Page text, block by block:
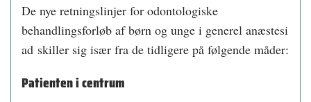
De nye retningslinjer for odontologiske
behandlingsforløb af børn og unge i generel anæstesi
ad skiller sig især fra de tidligere på følgende måder:
Patienten i centrum